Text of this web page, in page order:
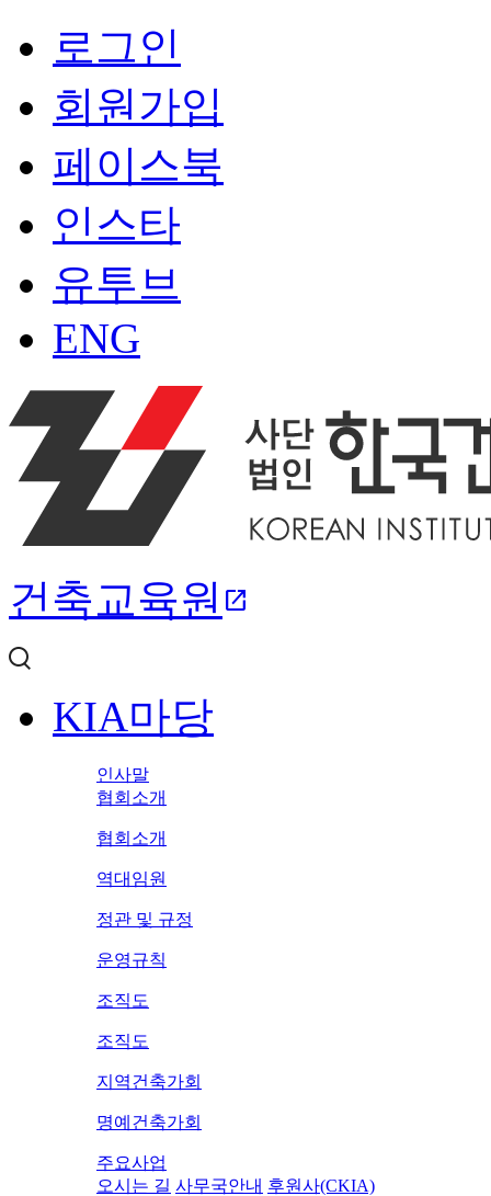
로그인
회원가입
페이스북
인스타
유투브
ENG
건축교육원 open_in_new
KIA마당
인사말
협회소개
협회소개
역대임원
정관 및 규정
운영규칙
조직도
조직도
지역건축가회
명예건축가회
주요사업
오시는 길 사무국안내 후원사(CKIA)